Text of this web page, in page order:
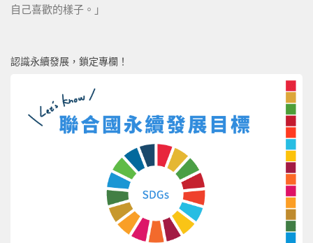
自己喜歡的樣子。」
認識永續發展，鎖定專欄！